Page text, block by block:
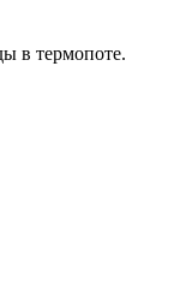
в термопоте.